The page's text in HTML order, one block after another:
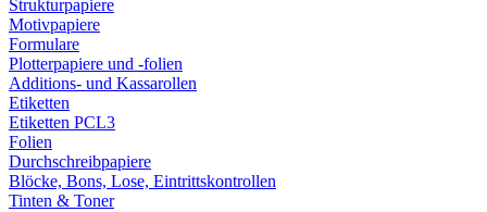
Strukturpapiere
Motivpapiere
Formulare
Plotterpapiere und -folien
Additions- und Kassarollen
Etiketten
Etiketten PCL3
Folien
Durchschreibpapiere
Blöcke, Bons, Lose, Eintrittskontrollen
Tinten & Toner